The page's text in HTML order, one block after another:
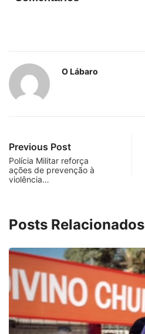
O Lábaro
Previous Post
Polícia Militar reforça
ações de prevenção à
violência…
Posts Relacionados